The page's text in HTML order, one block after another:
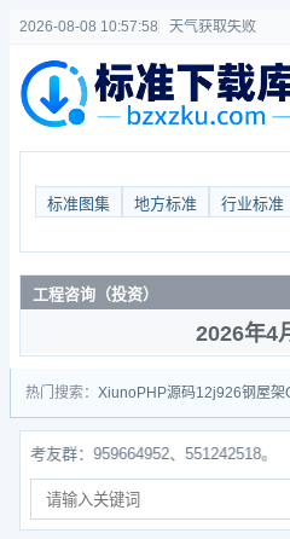
2026-08-08 10:57:58 天气获取失败
标准图集 地方标准 行业标准
工程咨询（投资）
2026年4
热门搜索： Xiuno PHP源码12j926钢屋架
群：959664952、551242518。